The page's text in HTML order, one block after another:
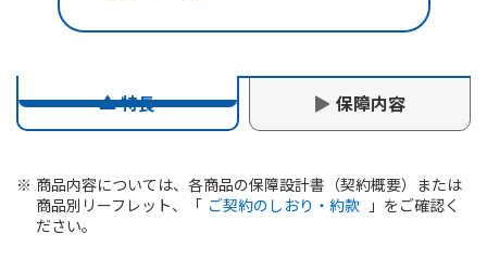
年金支払開始年齢
60歳
65歳
特長 保障内容
商品内容については、各商品の保障設計書（契約概要）または
商品別リーフレット、「 ご契約のしおり・約款 」をご確認く
ださい。